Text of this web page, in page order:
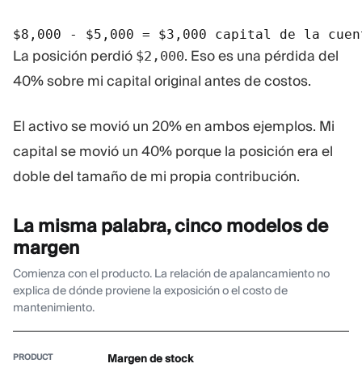
$8,000 - $5,000 = $3,000 capital de la
La posición perdió $2,000. Eso es una pérdida del
40% sobre mi capital original antes de costos.
El activo se movió un 20% en ambos ejemplos. Mi
capital se movió un 40% porque la posición era el
doble del tamaño de mi propia contribución.
La misma palabra, cinco modelos de
margen
Comienza con el producto. La relación de apalancamiento no
explica de dónde proviene la exposición o el costo de
mantenimiento.
Margen de stock